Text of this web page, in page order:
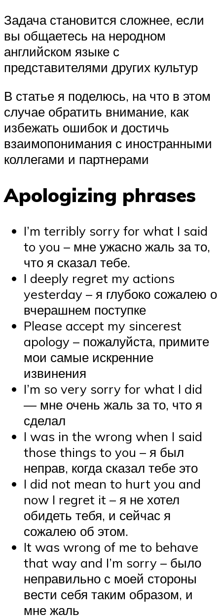
Задача становится сложнее, если
вы общаетесь на неродном
английском языке с
представителями других культур
В статье я поделюсь, на что в этом
случае обратить внимание, как
избежать ошибок и достичь
взаимопонимания с иностранными
коллегами и партнерами
Apologizing phrases
I’m terribly sorry for what I said
to you – мне ужасно жаль за то,
что я сказал тебе.
I deeply regret my actions
yesterday – я глубоко сожалею о
вчерашнем поступке
Please accept my sincerest
apology – пожалуйста, примите
мои самые искренние
извинения
I’m so very sorry for what I did
— мне очень жаль за то, что я
сделал
I was in the wrong when I said
those things to you – я был
неправ, когда сказал тебе это
I did not mean to hurt you and
now I regret it – я не хотел
обидеть тебя, и сейчас я
сожалею об этом.
It was wrong of me to behave
that way and I’m sorry – было
неправильно с моей стороны
вести себя таким образом, и
мне жаль